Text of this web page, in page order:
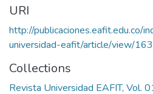
URI
http://publicaciones.eafit.edu.co/
universidad-eafit/article/view/
Collections
Revista Universidad EAFIT, Vol.